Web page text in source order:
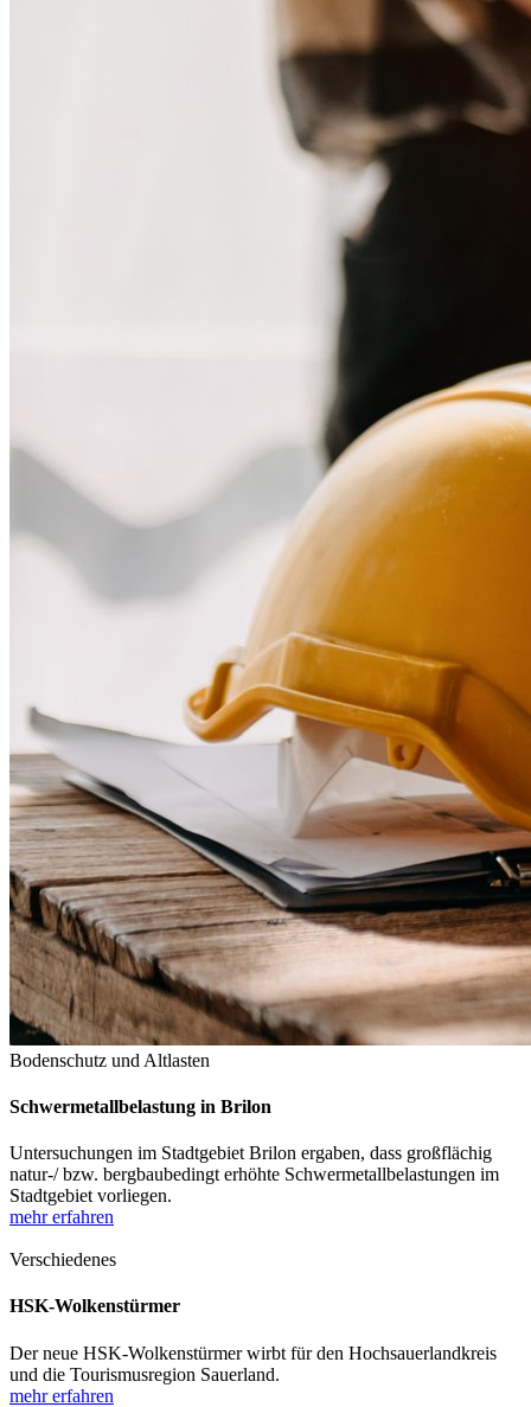
Bodenschutz und Altlasten
Schwermetallbelastung in Brilon
Untersuchungen im Stadtgebiet Brilon ergaben, dass großflächig
natur-/ bzw. bergbaubedingt erhöhte Schwermetallbelastungen im
Stadtgebiet vorliegen.
mehr erfahren
Verschiedenes
HSK-Wolkenstürmer
Der neue HSK-Wolkenstürmer wirbt für den Hochsauerlandkreis
und die Tourismusregion Sauerland.
mehr erfahren